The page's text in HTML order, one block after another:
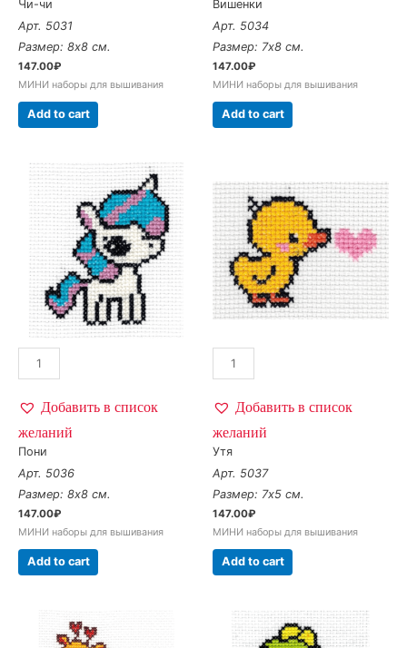
Чи-чи
Арт. 5031
Размер: 8х8 см.
147.00₽
МИНИ наборы для вышивания
Add to cart
Вишенки
Арт. 5034
Размер: 7х8 см.
147.00₽
МИНИ наборы для вышивания
Add to cart
Добавить в список
желаний
Пони
Арт. 5036
Размер: 8х8 см.
147.00₽
МИНИ наборы для вышивания
Add to cart
Добавить в список
желаний
Утя
Арт. 5037
Размер: 7х5 см.
147.00₽
МИНИ наборы для вышивания
Add to cart